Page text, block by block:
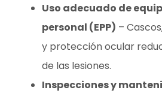
Uso adecuado de
personal (EPP) –
y protección ocular
de las lesiones.
Inspecciones y